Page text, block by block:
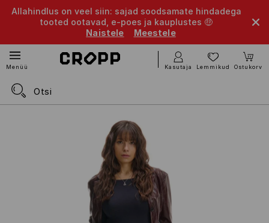
Allahindlus on veel siin: sajad soodsamate hindadega
tooted ootavad, e-poes ja kauplustes 🤑
Naistele
Meestele
Menüü Kasutaja Lemmikud Ostukorv